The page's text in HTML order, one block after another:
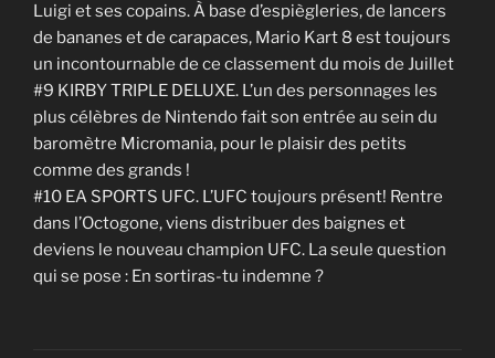
Luigi et ses copains. À base d’espiègleries, de lancers
de bananes et de carapaces, Mario Kart 8 est toujours
un incontournable de ce classement du mois de Juillet
#9 KIRBY TRIPLE DELUXE. L’un des personnages les
plus célèbres de Nintendo fait son entrée au sein du
baromètre Micromania, pour le plaisir des petits
comme des grands !
#10 EA SPORTS UFC. L’UFC toujours présent! Rentre
dans l’Octogone, viens distribuer des baignes et
deviens le nouveau champion UFC. La seule question
qui se pose : En sortiras-tu indemne ?